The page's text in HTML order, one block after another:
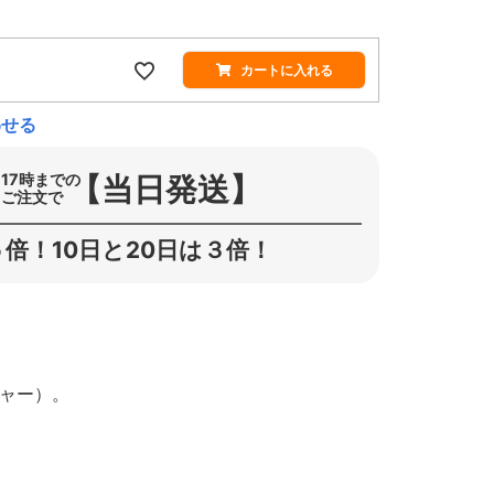
カートに入れる
る
17時までの
ご注文で 【当日発送】
！10日と20日は３倍！
ー）。